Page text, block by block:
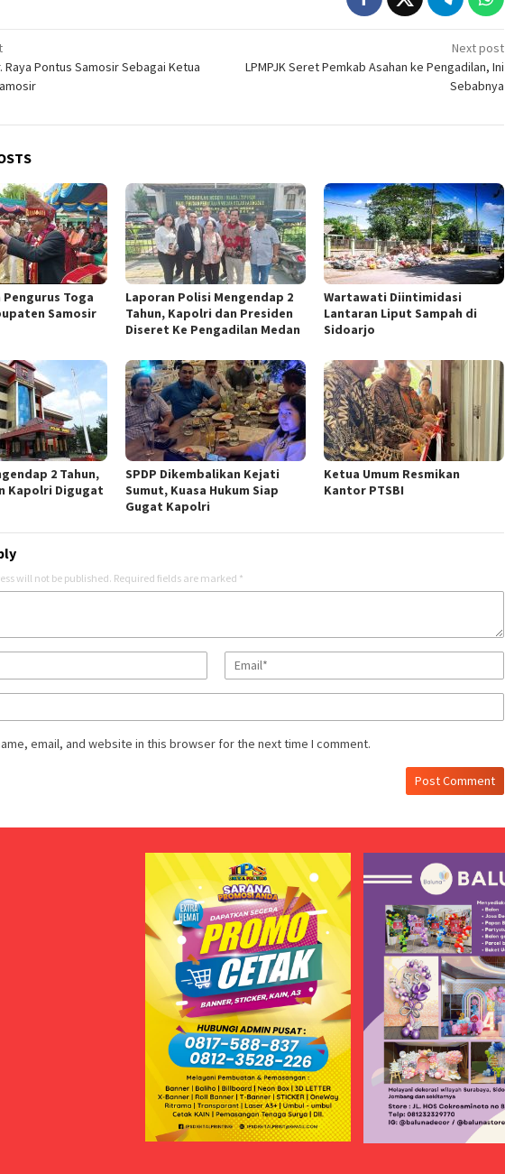
Raya Pontus Samosir Sebagai Ketua
Next post
LPMPJK Seret Pemkab Asahan ke Pengadilan, Ini
Sebabnya
Toga
Samosir
Laporan Polisi Mengendap 2
Tahun, Kapolri dan Presiden
Diseret Ke Pengadilan Medan
Wartawati Diintimidasi
Lantaran Liput Sampah di
Sidoarjo
2 Tahun,
Kapolri Digugat
SPDP Dikembalikan Kejati
Sumut, Kuasa Hukum Siap
Gugat Kapolri
Ketua Umum Resmikan
Kantor PTSBI
will not be published. Required fields are marked *
email, and website in this browser for the next time I comment.